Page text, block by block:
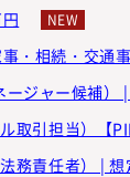
ジャー候補）
務責任者） |